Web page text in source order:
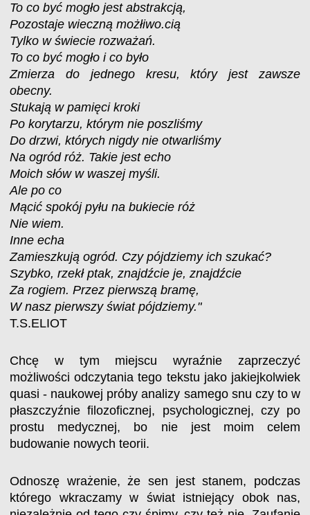
To co być mogło jest abstrakcją,
Pozostaje wieczną możłiwo.cią
Tylko w świecie rozważań.
To co być mogło i co było
Zmierza do jednego kresu, który jest zawsze
obecny.
Stukają w pamięci kroki
Po korytarzu, którym nie poszliśmy
Do drzwi, których nigdy nie otwarliśmy
Na ogród róż. Takie jest echo
Moich słów w waszej myśli.
Ale po co
Mącić spokój pyłu na bukiecie róż
Nie wiem.
Inne echa
Zamieszkują ogród. Czy pójdziemy ich szukać?
Szybko, rzekł ptak, znajdźcie je, znajdźcie
Za rogiem. Przez pierwszą bramę,
W nasz pierwszy świat pójdziemy."
T.S.ELIOT
Chcę w tym miejscu wyraźnie zaprzeczyć
możliwości odczytania tego tekstu jako jakiejkolwiek
quasi - naukowej próby analizy samego snu czy to w
płaszczyźnie filozoficznej, psychologicznej, czy po
prostu medycznej, bo nie jest moim celem
budowanie nowych teorii.
Odnoszę wrażenie, że sen jest stanem, podczas
którego wkraczamy w świat istniejący obok nas,